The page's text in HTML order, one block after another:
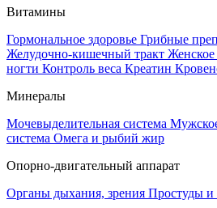
Витамины
Гормональное здоровье Грибные
Желудочно-кишечный тракт Женское
ногти Контроль веса Креатин
Минералы
Мочевыделительная система
система Омега и рыбий жир
Опорно-двигательный аппарат
Органы дыхания, зрения Простуды и